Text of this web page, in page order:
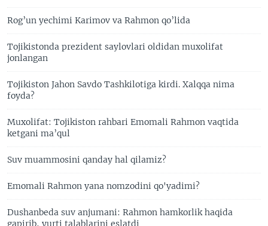
Rog’un yechimi Karimov va Rahmon qo’lida
Tojikistonda prezident saylovlari oldidan muxolifat
jonlangan
Tojikiston Jahon Savdo Tashkilotiga kirdi. Xalqqa nima
foyda?
Muxolifat: Tojikiston rahbari Emomali Rahmon vaqtida
ketgani ma’qul
Suv muammosini qanday hal qilamiz?
Emomali Rahmon yana nomzodini qo'yadimi?
Dushanbeda suv anjumani: Rahmon hamkorlik haqida
gapirib, yurti talablarini eslatdi